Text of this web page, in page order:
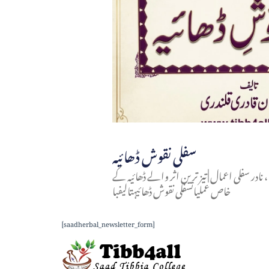
سفلی نقوش ڈھائیہ
سفلی اعمال | تیز ترین اثر والے ڈھائیہ کے
خاص عملیاتسفلی نقوش ڈھائیہتالیفبا
[saadherbal_newsletter_form]